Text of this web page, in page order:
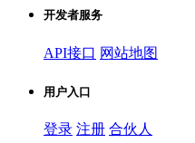
开发者服务
API接口 网站地图
用户入口
登录 注册 合伙人